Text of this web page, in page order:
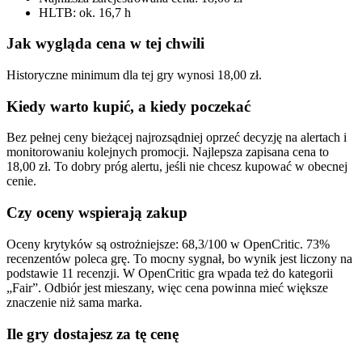
HLTB: ok. 16,7 h
Jak wygląda cena w tej chwili
Historyczne minimum dla tej gry wynosi 18,00 zł.
Kiedy warto kupić, a kiedy poczekać
Bez pełnej ceny bieżącej najrozsądniej oprzeć decyzję na alertach i
monitorowaniu kolejnych promocji. Najlepsza zapisana cena to
18,00 zł. To dobry próg alertu, jeśli nie chcesz kupować w obecnej
cenie.
Czy oceny wspierają zakup
Oceny krytyków są ostrożniejsze: 68,3/100 w OpenCritic. 73%
recenzentów poleca grę. To mocny sygnał, bo wynik jest liczony na
podstawie 11 recenzji. W OpenCritic gra wpada też do kategorii
„Fair”. Odbiór jest mieszany, więc cena powinna mieć większe
znaczenie niż sama marka.
Ile gry dostajesz za tę cenę